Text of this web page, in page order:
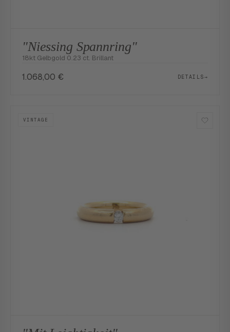
"Niessing Spannring"
18kt Gelbgold 0.23 ct. Brillant
1.068,00 € DETAILS→
VINTAGE